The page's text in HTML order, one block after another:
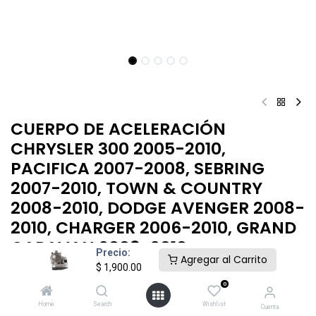
Precio:
$ 1,900.00
Agregar al Carrito
Home Search
0
Wishlist Cuenta
CUERPO DE ACELERACIÓN
CHRYSLER 300 2005-2010,
PACIFICA 2007-2008, SEBRING
2007-2010, TOWN & COUNTRY
2008-2010, DODGE AVENGER 2008-
2010, CHARGER 2006-2010, GRAND
CARAVAN 2008-2010